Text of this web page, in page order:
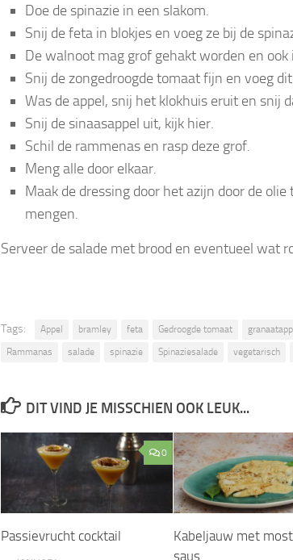
Doe de spinazie in een slakom.
Snij de feta in blokjes en voeg ze bij de
De walnoot mag grof gehakt worden en ook
Snij de zongedroogde tomaat fijn en voeg
Was de appel, snij het klokhuis eruit en snij
Snij de sinaasappel uit, kijk hier.
Schil de rammenas en rasp deze grof.
Meng alle door elkaar.
Maak de dressing door het azijn door de
mengen.
Serveer de salade met brood en eventueel wat
Tags: Appel bramley feta Gedroogde tomaat
Rammanas
salade spinazie Spinaziesalade vegetarisch
DIT VIND JE MISSCHIEN OOK LEUK...
0
Passievrucht cocktail
Kabeljauw met
saus